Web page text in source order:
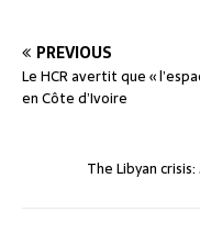
PREVIOUS
Le HCR avertit que «
en Côte d’Ivoire
The Libyan